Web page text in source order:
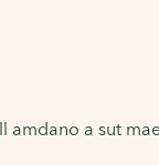
amdano a sut